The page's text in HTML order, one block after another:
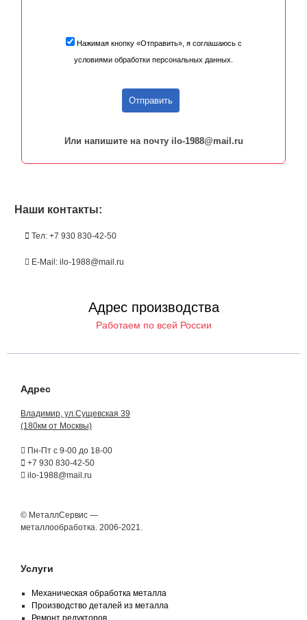
Нажимая кнопку «Отправить», я соглашаюсь с
условиями обработки персональных данных.
Отправить
Или напишите на почту ilo-1988@mail.ru
Наши контакты:
Тел: +7 930 830-42-50
E-Mail: ilo-1988@mail.ru
Адрес производства
Работаем по всей России
Адрес
Владимир, ул.Сущевская 39
(180км от Москвы)
Пн-Пт с 9-00 до 18-00
+7 930 830-42-50
ilo-1988@mail.ru
© МеталлСервис —
металлообработка. 2006-2021.
Услуги
Механическая обработка металла
Производство деталей из металла
Ремонт редукторов